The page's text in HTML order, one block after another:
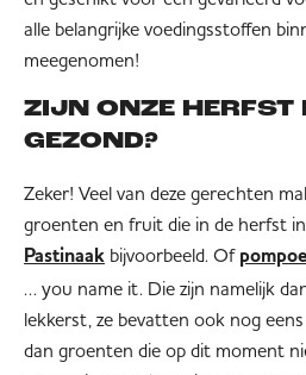
alle belangrijke voedingsstoffen
meegenomen!
ZIJN ONZE HERFST
GEZOND?
Zeker! Veel van deze gerechten
groenten en fruit die in de herfst
Pastinaak bijvoorbeeld. Of
… you name it. Die zijn namelijk
lekkerst, ze bevatten ook nog
dan groenten die op dit moment